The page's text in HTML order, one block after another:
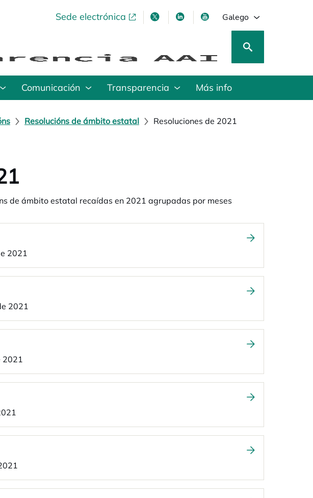
Sede electrónicaopens in a new tabopens in a new tab
opens in a new tab
opens in a new tab
Galego
Comunicación Transparencia Más info
Resolucións de ámbito estatal Resoluciones de 2021
de ámbito estatal recaídas en 2021 agrupadas por meses
2021
2021
2021